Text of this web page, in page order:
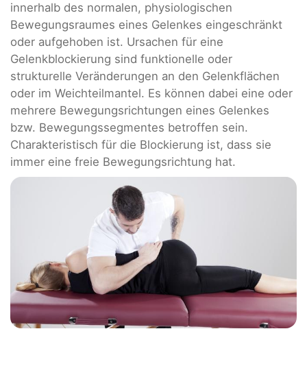
innerhalb des normalen, physiologischen
Bewegungsraumes eines Gelenkes eingeschränkt
oder aufgehoben ist. Ursachen für eine
Gelenkblockierung sind funktionelle oder
strukturelle Veränderungen an den Gelenkflächen
oder im Weichteilmantel. Es können dabei eine oder
mehrere Bewegungsrichtungen eines Gelenkes
bzw. Bewegungssegmentes betroffen sein.
Charakteristisch für die Blockierung ist, dass sie
immer eine freie Bewegungsrichtung hat.